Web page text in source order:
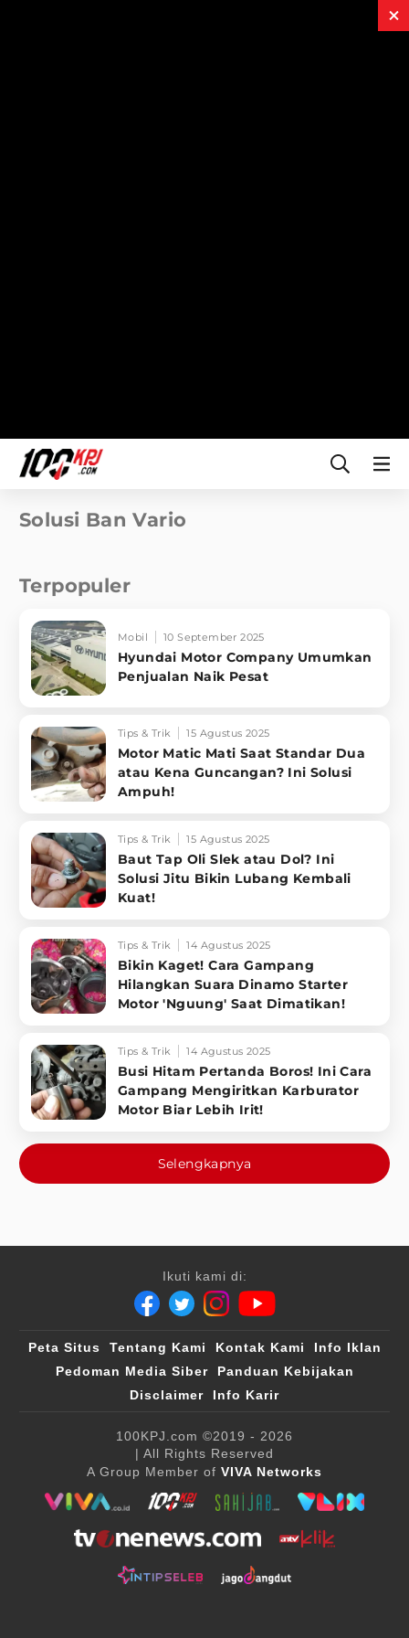
Solusi Ban Vario
Terpopuler
Mobil 10 September 2025
Hyundai Motor Company Umumkan
Penjualan Naik Pesat
Tips & Trik 15 Agustus 2025
Motor Matic Mati Saat Standar Dua
atau Kena Guncangan? Ini Solusi
Ampuh!
Tips & Trik 15 Agustus 2025
Baut Tap Oli Slek atau Dol? Ini
Solusi Jitu Bikin Lubang Kembali
Kuat!
Tips & Trik 14 Agustus 2025
Bikin Kaget! Cara Gampang
Hilangkan Suara Dinamo Starter
Motor 'Nguung' Saat Dimatikan!
Tips & Trik 14 Agustus 2025
Busi Hitam Pertanda Boros! Ini Cara
Gampang Mengiritkan Karburator
Motor Biar Lebih Irit!
Selengkapnya
Ikuti kami di:
Peta Situs Tentang Kami Kontak Kami
Info Iklan
Pedoman Media Siber
Panduan Kebijakan
Disclaimer
Info Karir
100KPJ.com ©2019 - 2026
| All Rights Reserved
A Group Member of VIVA Networks